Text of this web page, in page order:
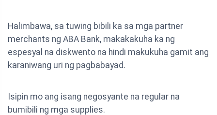
Halimbawa, sa tuwing bibili ka sa mga partner
merchants ng ABA Bank, makakakuha ka ng
espesyal na diskwento na hindi makukuha gamit ang
karaniwang uri ng pagbabayad.
Isipin mo ang isang negosyante na regular na
bumibili ng mga supplies.